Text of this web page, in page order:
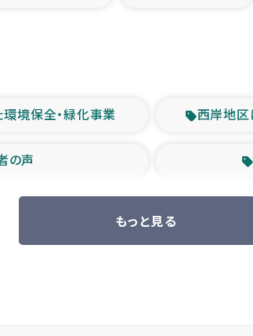
境保全・緑化事業 西岸地区
の声
代
緊急支援
シリ
もっと見る